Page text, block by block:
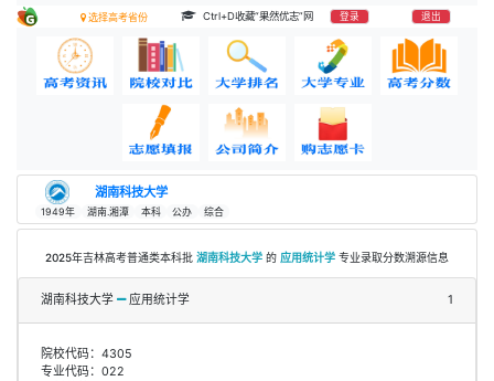
选择高考省份 Ctrl+D收藏“果然优志”网 登录 退出
湖南科技大学
1949年 湖南.湘潭 本科 公办 综合
2025年吉林高考普通类本科批 湖南科技大学 的 应用统计学 专业录取分数溯源信息
湖南科技大学 应用统计学 1
院校代码：4305
专业代码：022